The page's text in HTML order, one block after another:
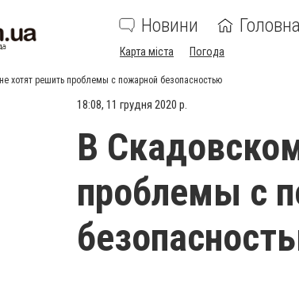
Новини Головна
Карта міста Погода
хотят решить проблемы с пожарной безопасностью
18:08, 11 грудня 2020 р.
В
проблемы с